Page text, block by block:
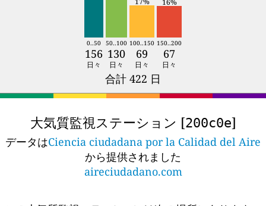
0..50 50..100 100..150 150..200
156 130 69 67
日々 日々 日々 日々
合計 422 日
大気質監視ステーション [200c0e]
データはCiencia ciudadana por la Calidad del Aire
から提供されました
aireciudadano.com